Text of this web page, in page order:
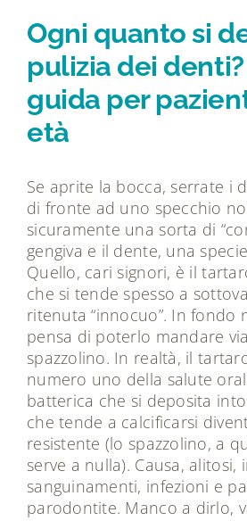
Dicono di noi
Magazine
Contatti
Ogni quanto si
pulizia dei
guida per
età
Se aprite la bocca, serrate i
di fronte ad uno specchio
sicuramente una sorta di
gengiva e il dente, una
Quello, cari signori, è il
che si tende spesso a
ritenuta “innocuo”. In fondo
pensa di poterlo mandare
spazzolino. In realtà, il
numero uno della salute
batterica che si deposita
che tende a calcificarsi
resistente (lo spazzolino, a
serve a nulla). Causa, alitosi,
sanguinamenti, infezioni e
parodontite. Manco a dirlo,